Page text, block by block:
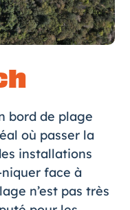
bord de plage
où passer la
installations
face à
n’est pas très